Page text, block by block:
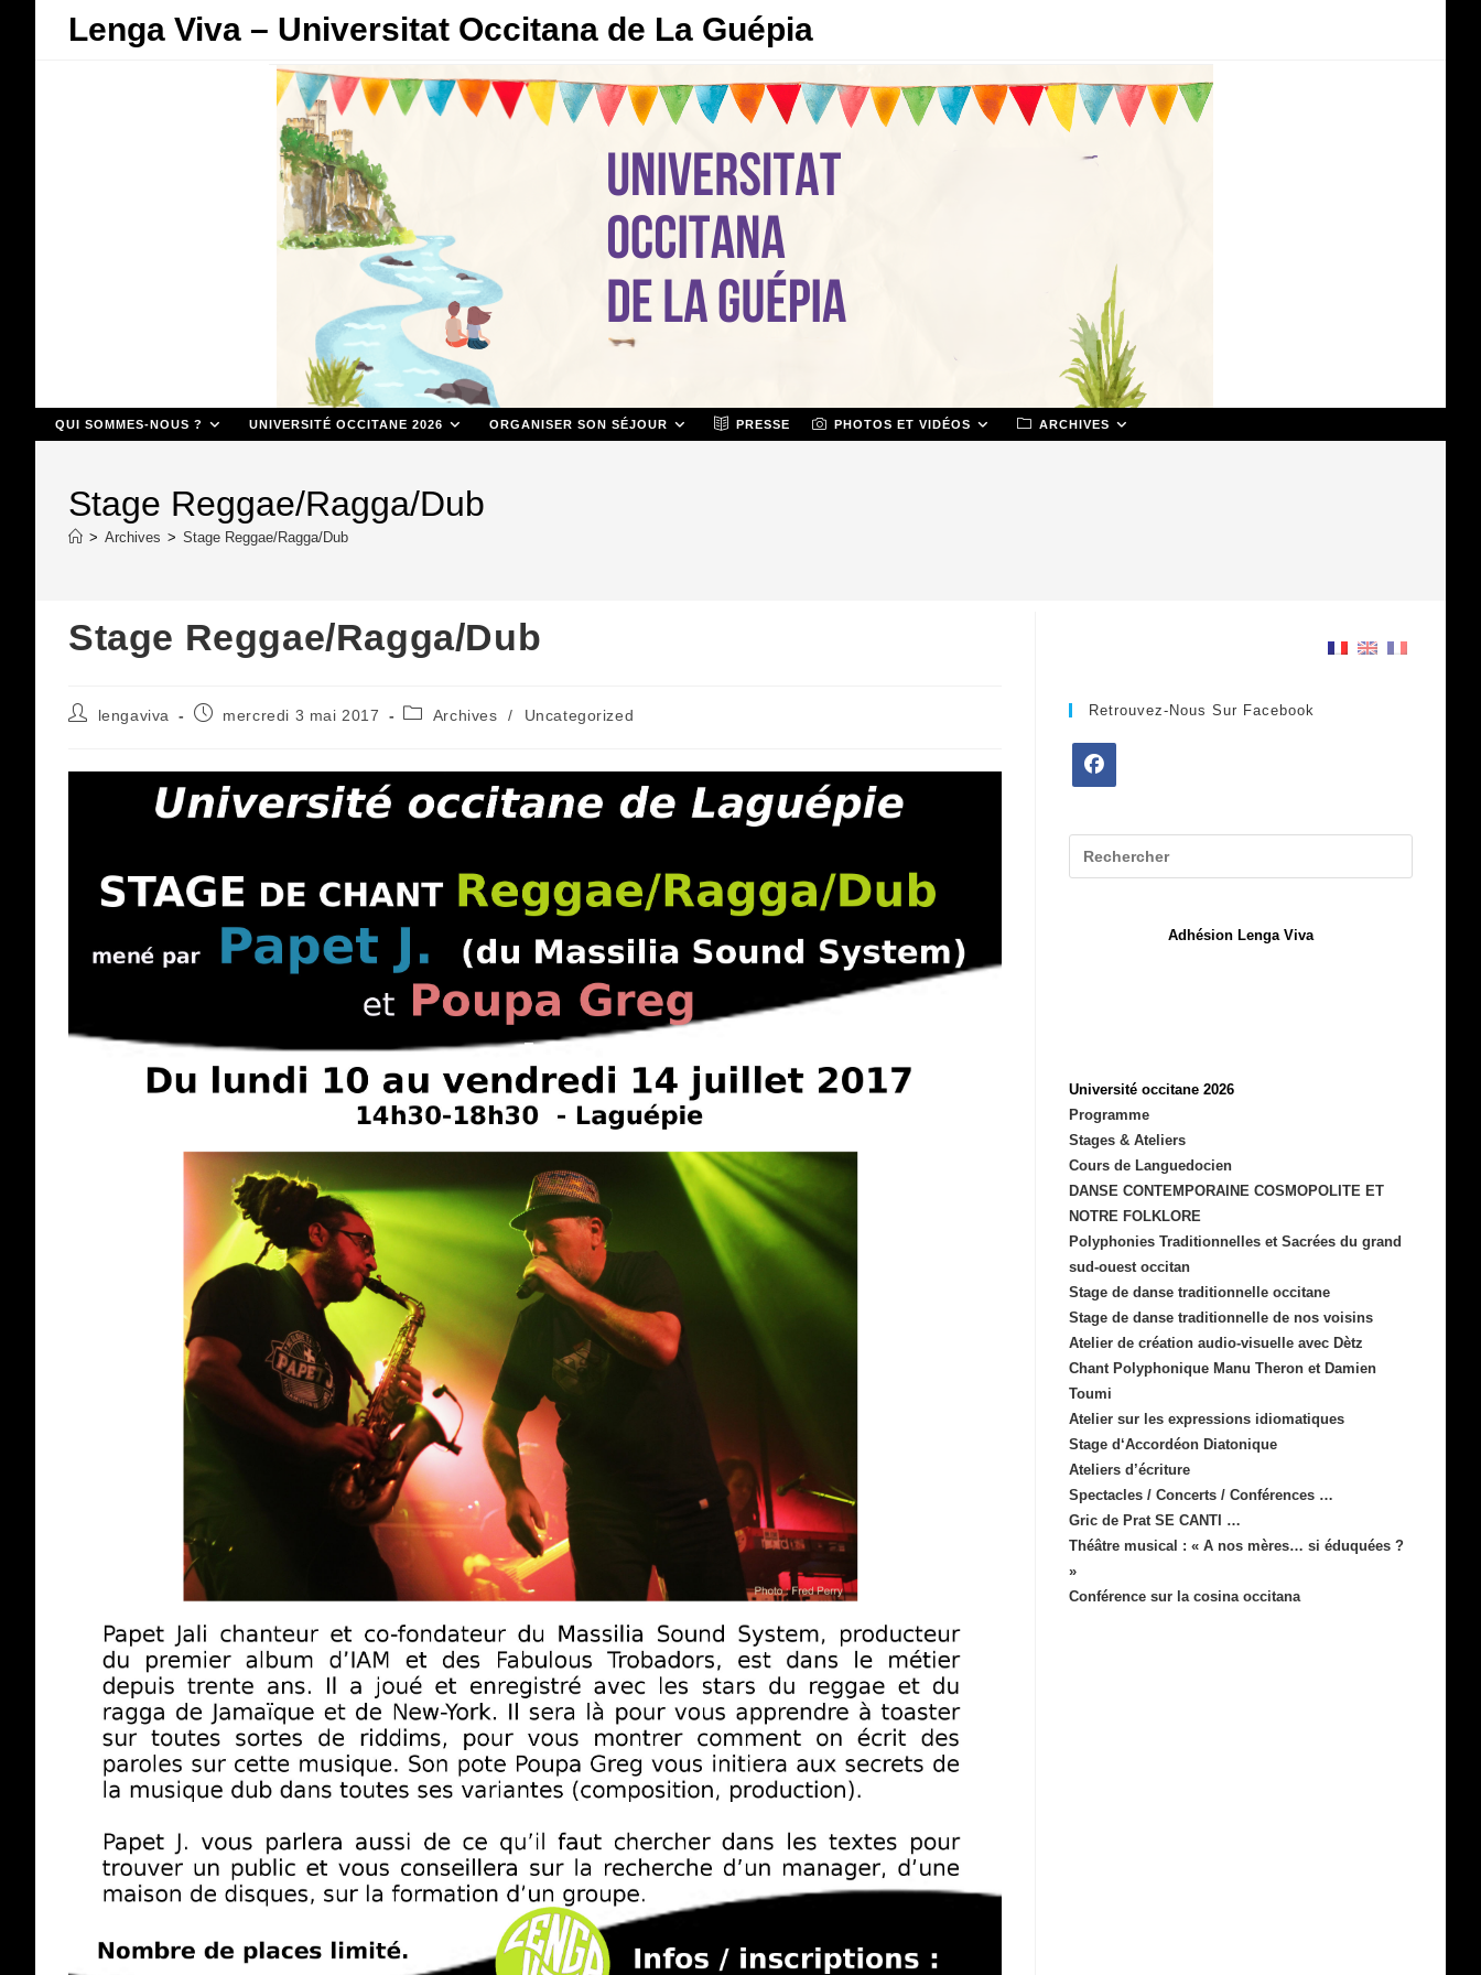
Lenga Viva – Universitat Occitana de La Guépia
QUI SOMMES-NOUS ? UNIVERSITÉ OCCITANE 2026 ORGANISER SON SÉJOUR PRESSE PHOTOS ET VIDÉOS ARCHIVES
Stage Reggae/Ragga/Dub
> Archives > Stage Reggae/Ragga/Dub
Stage Reggae/Ragga/Dub
Auteur/autrice
publication :
lengaviva
Publication
mercredi 3 mai 2017
PostArchives / Uncategorized Retrouvez-Nous Sur Facebook
un
nouvel
Adhésion Lenga Viva
Université occitane 2026
Programme
Stages & Ateliers
Cours de Languedocien
DANSE CONTEMPORAINE COSMOPOLITE ET
NOTRE FOLKLORE
Polyphonies Traditionnelles et Sacrées du grand
sud-ouest occitan
Stage de danse traditionnelle occitane
Stage de danse traditionnelle de nos voisins
Atelier de création audio-visuelle avec Dètz
Chant Polyphonique Manu Theron et Damien
Toumi
Atelier sur les expressions idiomatiques
Stage d‘Accordéon Diatonique
Ateliers d’écriture
Spectacles / Concerts / Conférences …
Gric de Prat SE CANTI …
Théâtre musical : « A nos mères… si éduquées ?
»
Conférence sur la cosina occitana